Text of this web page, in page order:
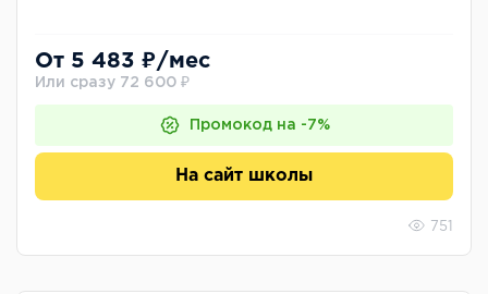
От 5 483 ₽/мес
Или сразу 72 600 ₽
Промокод на -7%
На сайт школы
751